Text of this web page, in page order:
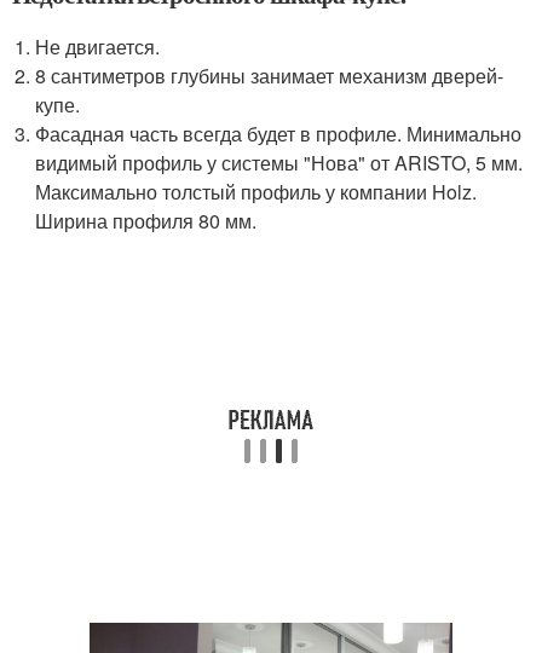
Не двигается.
8 сантиметров глубины занимает механизм дверей-
купе.
Фасадная часть всегда будет в профиле. Минимально
видимый профиль у системы "Нова" от ARISTO, 5 мм.
Максимально толстый профиль у компании Holz.
Ширина профиля 80 мм.